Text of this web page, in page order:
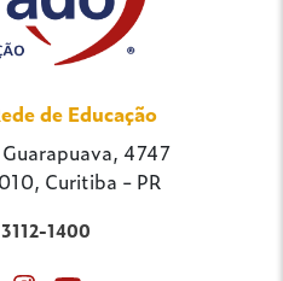
de Educação
4747
Curitiba - PR
1400